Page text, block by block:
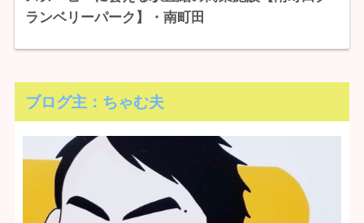
ランベリーパーク】・南町田
ブログ主：ちゃむ夫